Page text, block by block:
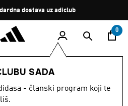
Zaustavi
rotaciju
dostava uz adiclub
0
SADA
- članski program koji te